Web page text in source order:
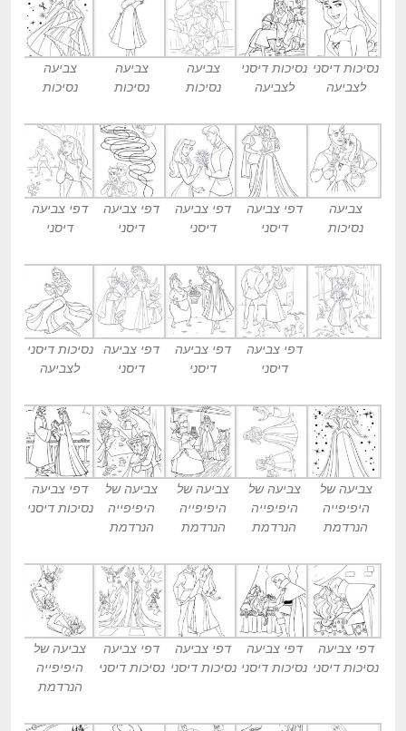
נסיכות דיסני
לצביעה
נסיכות דיסני
לצביעה
צביעה
נסיכות
צביעה
נסיכות
צביעה
נסיכות
צביעה
נסיכות
דפי צביעה
דיסני
דפי צביעה
דיסני
דפי צביעה
דיסני
דפי צביעה
דיסני
דפי צביעה
דיסני
דפי צביעה
דיסני
דפי צביעה
דיסני
נסיכות דיסני
לצביעה
צביעה של
היפיפייה
הנרדמת
צביעה של
היפיפייה
הנרדמת
צביעה של
היפיפייה
הנרדמת
צביעה של
היפיפייה
הנרדמת
דפי צביעה
נסיכות דיסני
דפי צביעה
נסיכות דיסני
דפי צביעה
נסיכות דיסני
דפי צביעה
נסיכות דיסני
דפי צביעה
נסיכות דיסני
צביעה של
היפיפייה
הנרדמת